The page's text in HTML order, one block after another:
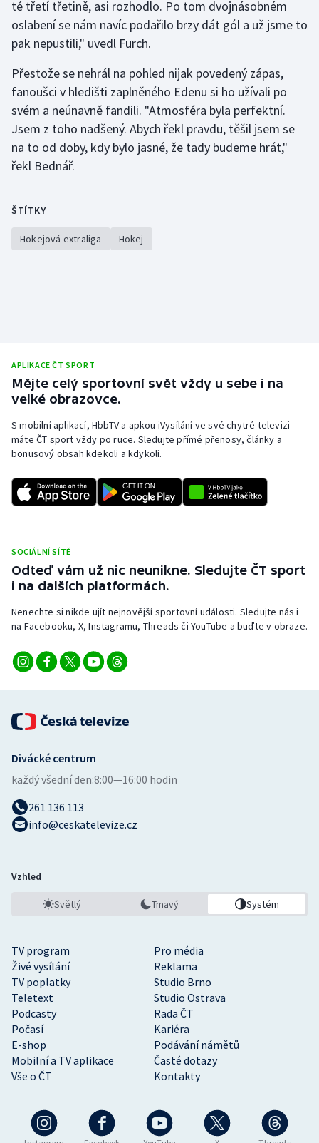
Ragby
Rychlostní kanoistika
Short track
Sportovní střelba
Ostatní
té třetí třetině, asi rozhodlo. Po tom dvojnásobném
oslabení se nám navíc podařilo brzy dát gól a už jsme to
pak nepustili," uvedl Furch.
Přestože se nehrál na pohled nijak povedený zápas,
fanoušci v hledišti zaplněného Edenu si ho užívali po
svém a neúnavně fandili. "Atmosféra byla perfektní.
Jsem z toho nadšený. Abych řekl pravdu, těšil jsem se
na to od doby, kdy bylo jasné, že tady budeme hrát,"
řekl Bednář.
ŠTÍTKY
Hokejová extraliga Hokej
APLIKACE ČT SPORT
Mějte celý sportovní svět vždy u sebe i na
velké obrazovce.
S mobilní aplikací, HbbTV a apkou iVysílání ve své chytré televizi
máte ČT sport vždy po ruce. Sledujte přímé přenosy, články a
bonusový obsah kdekoli a kdykoli.
SOCIÁLNÍ SÍTĚ
Odteď vám už nic neunikne. Sledujte ČT sport
i na dalších platformách.
Nenechte si nikde ujít nejnovější sportovní události. Sledujte nás i
na Facebooku, X, Instagramu, Threads či YouTube a buďte v obraze.
TV program
Pro média
Živé vysílání
Reklama
TV poplatky
Studio Brno
Teletext
Studio Ostrava
Podcasty
Rada ČT
Počasí
Kariéra
E-shop
Podávání námětů
Mobilní a TV aplikace
Časté dotazy
Vše o ČT
Kontakty
Divácké centrum
každý všední den:8:00—16:00 hodin
261 136 113
info@ceskatelevize.cz
Vzhled
Světlý Tmavý Systém